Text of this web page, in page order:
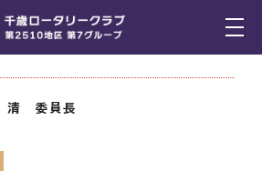
ータリー情報・定款細則委員
清 委員長